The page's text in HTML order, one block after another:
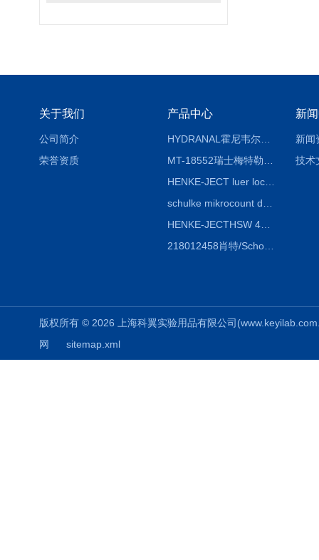
关于我们
公司简介
荣誉资质
产品中心
HYDRANAL霍尼韦尔Fluka 34696-25G固体水标 二水合物
HENKE-JECT luer lock鲁尔锁注射器 4200-X00V0 20mL（24ml）
HENKE-JECTHSW 4020.X00V0 2ml（3mL）鲁尔锁注射器
218012458肖特/Schott duran蓝盖试剂瓶100ml，透明
新
新闻
技术
版权所有 © 2026 上海科翼实验用品有限公司
网
sitemap.xml